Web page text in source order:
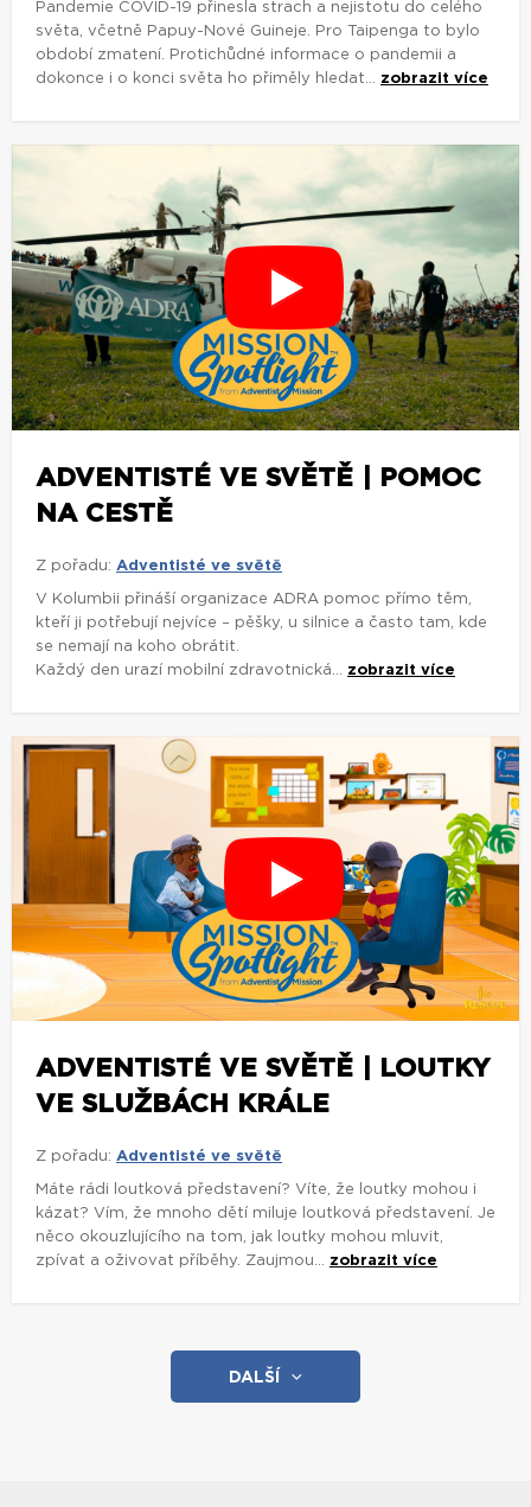
Pandemie COVID-19 přinesla strach a nejistotu do celého
světa, včetně Papuy-Nové Guineje. Pro Taipenga to bylo
období zmatení. Protichůdné informace o pandemii a
dokonce i o konci světa ho přiměly hledat... zobrazit více
ADVENTISTÉ VE SVĚTĚ | POMOC
NA CESTĚ
Z pořadu: Adventisté ve světě
V Kolumbii přináší organizace ADRA pomoc přímo těm,
kteří ji potřebují nejvíce – pěšky, u silnice a často tam, kde
se nemají na koho obrátit.
Každý den urazí mobilní zdravotnická... zobrazit více
ADVENTISTÉ VE SVĚTĚ | LOUTKY
VE SLUŽBÁCH KRÁLE
Z pořadu: Adventisté ve světě
Máte rádi loutková představení? Víte, že loutky mohou i
kázat? Vím, že mnoho dětí miluje loutková představení. Je
něco okouzlujícího na tom, jak loutky mohou mluvit,
zpívat a oživovat příběhy. Zaujmou... zobrazit více
DALŠÍ